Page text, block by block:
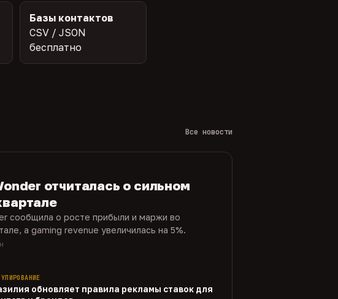
Базы контактов
CSV / JSON
бесплатно
Все новости
отчиталась о сильном
сообщила о росте прибыли и маржи во
а gaming revenue увеличилась на 5%.
обновляет правила рекламы ставок для